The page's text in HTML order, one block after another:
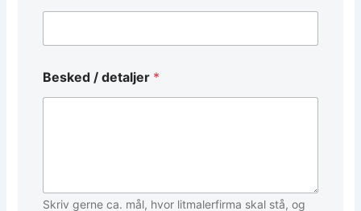
Besked / detaljer *
Skriv gerne ca. mål, hvor litmalerfirma skal stå, og